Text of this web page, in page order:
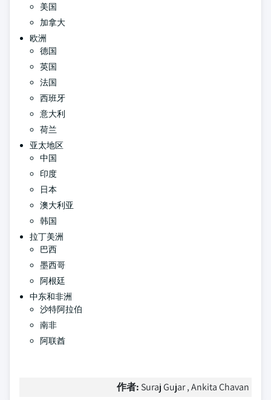
美国
加拿大
欧洲
德国
英国
法国
西班牙
意大利
荷兰
亚太地区
中国
印度
日本
澳大利亚
韩国
拉丁美洲
巴西
墨西哥
阿根廷
中东和非洲
沙特阿拉伯
南非
阿联酋
作者: Suraj Gujar , Ankita Chavan